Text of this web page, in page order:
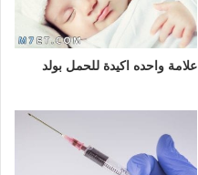
علامة واحده اكيدة للحمل بولد